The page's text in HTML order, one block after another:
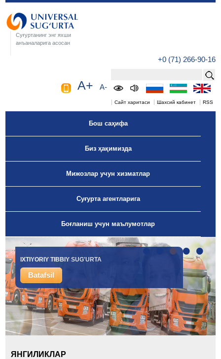
Суғуртанинг энг яхши
анъаналарига асосан
+0 (71) 266-90-16
A+ A-
Сайт харитаси Шахсий кабинет RSS
Бош саҳифа
Биз ҳақимизда
Мижозлар учун хизматлар
Суғурта агентларига
Боғланиш учун маълумотлар
IXTIYORIY TIBBIY SUG'URTA
Batafsil
YUK SUG'URTASI
Batafsil
•••••
ЯНГИЛИКЛАР